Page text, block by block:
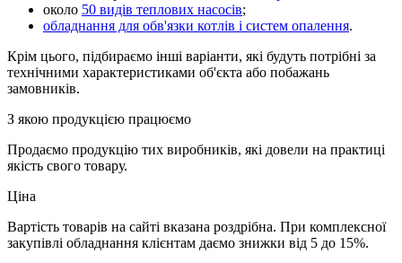
около 50 видів теплових насосів;
обладнання для обв'язки котлів і систем опалення.
Крім цього, підбираємо інші варіанти, які будуть потрібні за
технічними характеристиками об'єкта або побажань
замовників.
З якою продукцією працюємо
Продаємо продукцію тих виробників, які довели на практиці
якість свого товару.
Ціна
Вартість товарів на сайті вказана роздрібна. При комплексної
закупівлі обладнання клієнтам даємо знижки від 5 до 15%.